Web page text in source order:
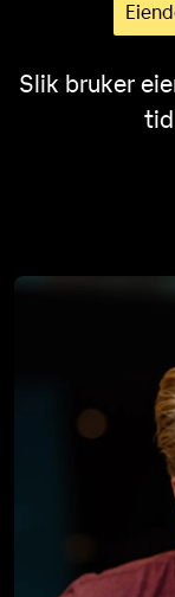
Slik bruker